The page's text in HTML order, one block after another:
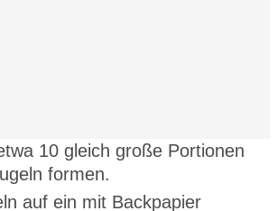
10 gleich große Portionen
formen.
auf ein mit Backpapier